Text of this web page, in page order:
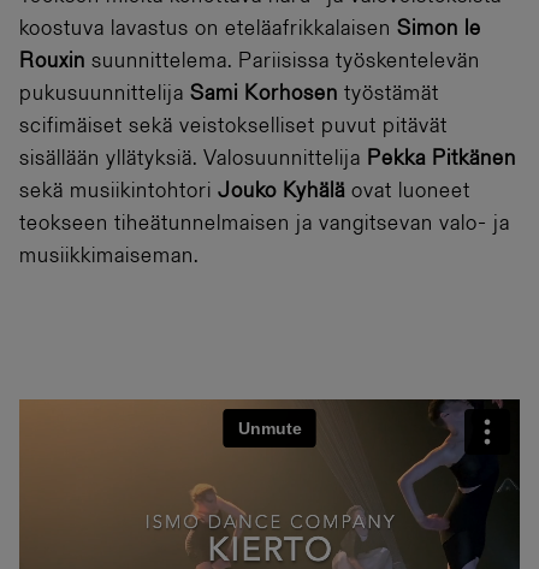
koostuva lavastus on eteläafrikkalaisen Simon le
Rouxin suunnittelema. Pariisissa työskentelevän
pukusuunnittelija Sami Korhosen työstämät
scifimäiset sekä veistokselliset puvut pitävät
sisällään yllätyksiä. Valosuunnittelija Pekka Pitkänen
sekä musiikintohtori Jouko Kyhälä ovat luoneet
teokseen tiheätunnelmaisen ja vangitsevan valo- ja
musiikkimaiseman.